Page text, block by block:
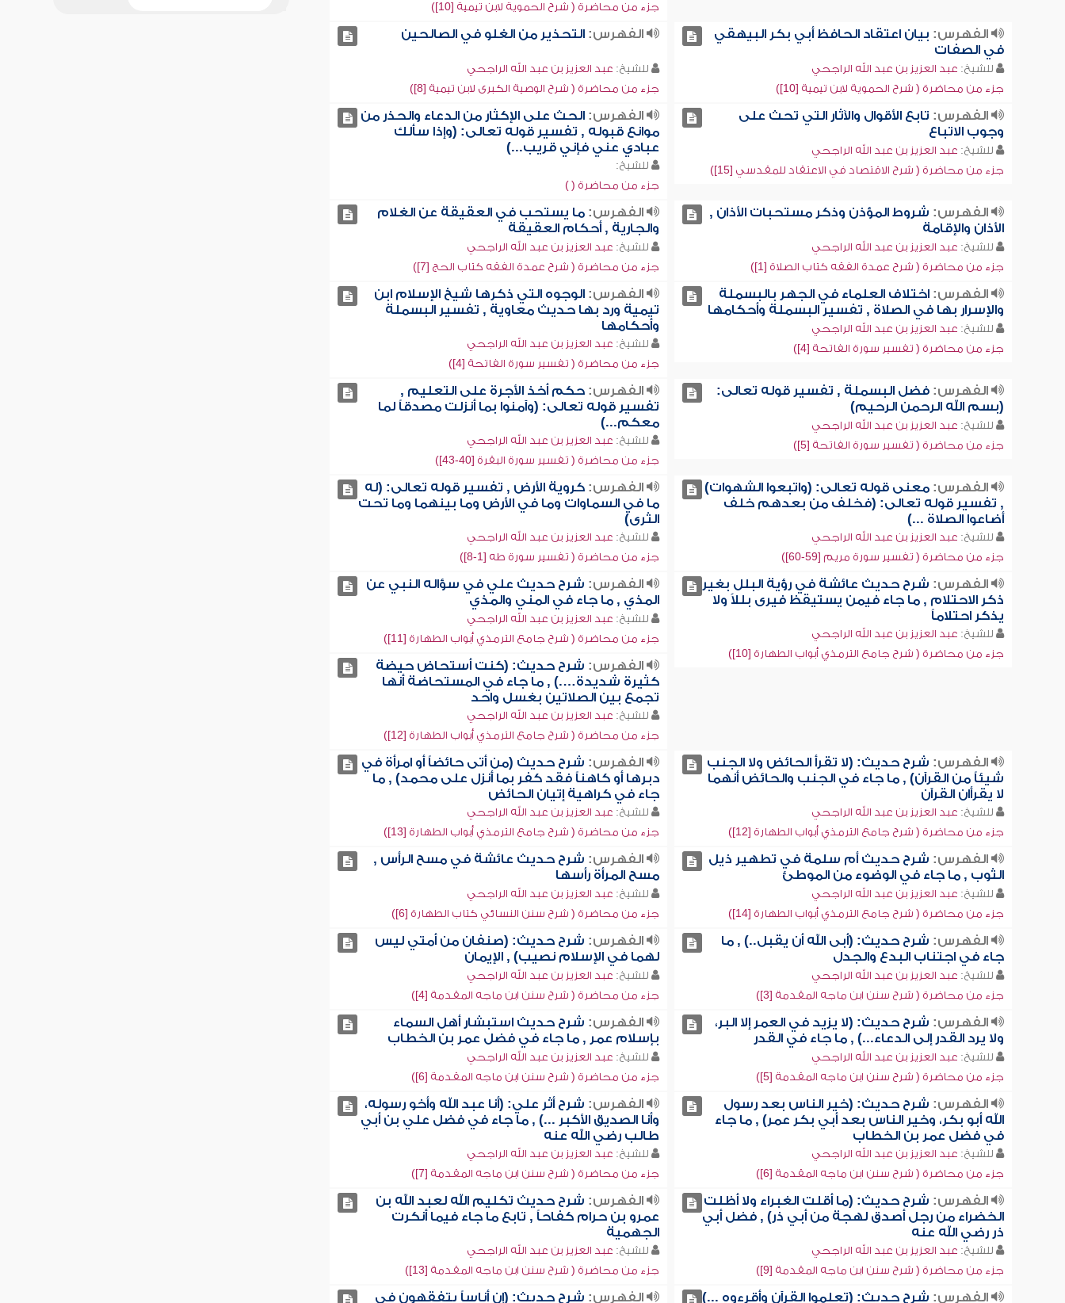
جزء من محاضرة ( شرح الحموية لابن تيمية [10])
الفهرس: بيان اعتقاد الحافظ أبي بكر البيهقي
في الصفات
للشيخ: عبد العزيز بن عبد الله الراجحي
جزء من محاضرة ( شرح الحموية لابن تيمية [10])
الفهرس: التحذير من الغلو في الصالحين
للشيخ: عبد العزيز بن عبد الله الراجحي
جزء من محاضرة ( شرح الوصية الكبرى لابن تيمية [8])
الفهرس: تابع الأقوال والآثار التي تحث على
وجوب الاتباع
للشيخ: عبد العزيز بن عبد الله الراجحي
جزء من محاضرة ( شرح الاقتصاد في الاعتقاد للمقدسي [15])
الفهرس: الحث على الإكثار من الدعاء والحذر من
موانع قبوله , تفسير قوله تعالى: (وإذا سألك
عبادي عني فإني قريب...)
للشيخ:
جزء من محاضرة ( )
الفهرس: شروط المؤذن وذكر مستحبات الأذان ,
الأذان والإقامة
للشيخ: عبد العزيز بن عبد الله الراجحي
جزء من محاضرة ( شرح عمدة الفقه كتاب الصلاة [1])
الفهرس: ما يستحب في العقيقة عن الغلام
والجارية , أحكام العقيقة
للشيخ: عبد العزيز بن عبد الله الراجحي
جزء من محاضرة ( شرح عمدة الفقه كتاب الحج [7])
الفهرس:اختلاف العلماء في الجهر بالبسملة
والإسرار بها في الصلاة , تفسير البسملة وأحكامها
للشيخ: عبد العزيز بن عبد الله الراجحي
جزء من محاضرة ( تفسير سورة الفاتحة [4])
الفهرس: الوجوه التي ذكرها شيخ الإسلام ابن
تيمية ورد بها حديث معاوية , تفسير البسملة
وأحكامها
للشيخ: عبد العزيز بن عبد الله الراجحي
جزء من محاضرة ( تفسير سورة الفاتحة [4])
الفهرس:فضل البسملة , تفسير قوله تعالى:
(بسم الله الرحمن الرحيم)
للشيخ: عبد العزيز بن عبد الله الراجحي
جزء من محاضرة ( تفسير سورة الفاتحة [5])
الفهرس: حكم أخذ الأجرة على التعليم ,
تفسير قوله تعالى: (وآمنوا بما أنزلت مصدقاً لما
معكم...)
للشيخ: عبد العزيز بن عبد الله الراجحي
جزء من محاضرة ( تفسير سورة البقرة [40-43])
الفهرس:معنى قوله تعالى: (واتبعوا الشهوات)
, تفسير قوله تعالى: (فخلف من بعدهم خلف
أضاعوا الصلاة ...)
للشيخ: عبد العزيز بن عبد الله الراجحي
جزء من محاضرة ( تفسير سورة مريم [59-60])
الفهرس: كروية الأرض , تفسير قوله تعالى: (له
ما في السماوات وما في الأرض وما بينهما وما تحت
الثرى)
للشيخ: عبد العزيز بن عبد الله الراجحي
جزء من محاضرة ( تفسير سورة طه [1-8])
الفهرس: شرح حديث عائشة في رؤية البلل بغير
ذكر الاحتلام , ما جاء فيمن يستيقظ فيرى بللاً ولا
يذكر احتلاماً
للشيخ: عبد العزيز بن عبد الله الراجحي
جزء من محاضرة ( شرح جامع الترمذي أبواب الطهارة [10])
الفهرس: شرح حديث علي في سؤاله النبي عن
المذي , ما جاء في المني والمذي
للشيخ: عبد العزيز بن عبد الله الراجحي
جزء من محاضرة ( شرح جامع الترمذي أبواب الطهارة [11])
الفهرس: شرح حديث: (كنت أستحاض حيضة
كثيرة شديدة….) , ما جاء في المستحاضة أنها
تجمع بين الصلاتين بغسل واحد
للشيخ: عبد العزيز بن عبد الله الراجحي
جزء من محاضرة ( شرح جامع الترمذي أبواب الطهارة [12])
الفهرس: شرح حديث: (لا تقرأ الحائض ولا الجنب
شيئاً من القرآن) , ما جاء في الجنب والحائض أنهما
لا يقرأان القرآن
للشيخ: عبد العزيز بن عبد الله الراجحي
جزء من محاضرة ( شرح جامع الترمذي أبواب الطهارة [12])
الفهرس: شرح حديث (من أتى حائضاً أو امرأة في
دبرها أو كاهناً فقد كفر بما أنزل على محمد) , ما
جاء في كراهية إتيان الحائض
للشيخ: عبد العزيز بن عبد الله الراجحي
جزء من محاضرة ( شرح جامع الترمذي أبواب الطهارة [13])
الفهرس: شرح حديث أم سلمة في تطهير ذيل
الثوب , ما جاء في الوضوء من الموطئ
للشيخ: عبد العزيز بن عبد الله الراجحي
جزء من محاضرة ( شرح جامع الترمذي أبواب الطهارة [14])
الفهرس: شرح حديث عائشة في مسح الرأس ,
مسح المرأة رأسها
للشيخ: عبد العزيز بن عبد الله الراجحي
جزء من محاضرة ( شرح سنن النسائي كتاب الطهارة [6])
الفهرس: شرح حديث: (أبى الله أن يقبل..) , ما
جاء في اجتناب البدع والجدل
للشيخ: عبد العزيز بن عبد الله الراجحي
جزء من محاضرة ( شرح سنن ابن ماجه المقدمة [3])
الفهرس: شرح حديث: (صنفان من أمتي ليس
لهما في الإسلام نصيب) , الإيمان
للشيخ: عبد العزيز بن عبد الله الراجحي
جزء من محاضرة ( شرح سنن ابن ماجه المقدمة [4])
الفهرس: شرح حديث: (لا يزيد في العمر إلا البر،
ولا يرد القدر إلى الدعاء...) , ما جاء في القدر
للشيخ: عبد العزيز بن عبد الله الراجحي
جزء من محاضرة ( شرح سنن ابن ماجه المقدمة [5])
الفهرس: شرح حديث استبشار أهل السماء
بإسلام عمر , ما جاء في فضل عمر بن الخطاب
للشيخ: عبد العزيز بن عبد الله الراجحي
جزء من محاضرة ( شرح سنن ابن ماجه المقدمة [6])
الفهرس: شرح حديث: (خير الناس بعد رسول
الله أبو بكر، وخير الناس بعد أبي بكر عمر) , ما جاء
في فضل عمر بن الخطاب
للشيخ: عبد العزيز بن عبد الله الراجحي
جزء من محاضرة ( شرح سنن ابن ماجه المقدمة [6])
الفهرس: شرح أثر علي: (أنا عبد الله وأخو رسوله،
وأنا الصديق الأكبر ...) , ما جاء في فضل علي بن أبي
طالب رضي الله عنه
للشيخ: عبد العزيز بن عبد الله الراجحي
جزء من محاضرة ( شرح سنن ابن ماجه المقدمة [7])
الفهرس: شرح حديث: (ما أقلت الغبراء ولا أظلت
الخضراء من رجل أصدق لهجة من أبي ذر) , فضل أبي
ذر رضي الله عنه
للشيخ: عبد العزيز بن عبد الله الراجحي
جزء من محاضرة ( شرح سنن ابن ماجه المقدمة [9])
الفهرس: شرح حديث تكليم الله لعبد الله بن
عمرو بن حرام كفاحاً , تابع ما جاء فيما أنكرت
الجهمية
للشيخ: عبد العزيز بن عبد الله الراجحي
جزء من محاضرة ( شرح سنن ابن ماجه المقدمة [13])
الفهرس: شرح حديث: (تعلموا القرآن وأقرءوه ...) الفهرس: شرح حديث: (إن أناساً يتفقهون في